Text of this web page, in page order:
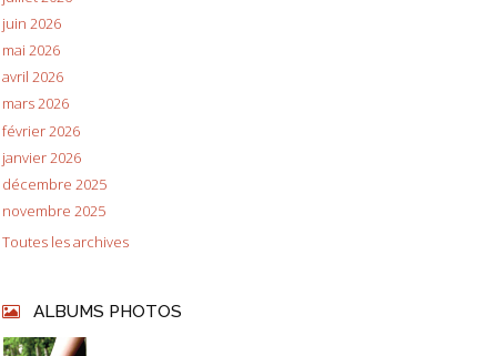
juin 2026
mai 2026
avril 2026
mars 2026
février 2026
janvier 2026
décembre 2025
novembre 2025
Toutes les archives
ALBUMS PHOTOS